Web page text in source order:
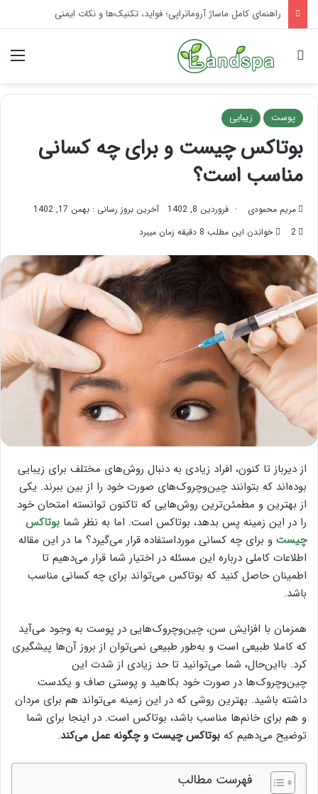
تاثیر ماساژ بر افسردگی؛ با ماساژ درمانی افسردگی را درمان کنید!
جستجو برای
پوست زیبایی
بوتاکس چیست و برای چه کسانی
مناسب است؟
مریم محمودی فروردین 8, 1402
آخرین بروز رسانی : بهمن 17, 1402
2
خواندن این مطلب 8 دقیقه زمان میبرد
از دیرباز تا کنون، افراد زیادی به دنبال روش‌های مختلف برای زیبایی
بوده‌اند که بتوانند چین‌وچروک‌های صورت خود را از بین ببرند. یکی
از بهترین و مطمئن‌ترین روش‌هایی که تاکنون توانسته امتحان خود
را در این زمینه پس بدهد، بوتاکس است. اما به نظر شما بوتاکس
چیست و برای چه کسانی مورداستفاده قرار می‌گیرد؟ ما در این مقاله
اطلاعات کاملی درباره این مسئله در اختیار شما قرار می‌دهیم تا
اطمینان حاصل کنید که بوتاکس می‌تواند برای چه کسانی مناسب
باشد.
همزمان با افزایش سن، چین‌وچروک‌هایی در پوست به وجود می‌آید
که کاملا طبیعی است و به‌طور طبیعی نمی‌توان از بروز آن‌ها پیشگیری
کرد. بااین‌حال، شما می‌توانید تا حد زیادی از شدت این
چین‌وچروک‌ها در صورت خود بکاهید و پوستی صاف و یکدست
داشته باشید. بهترین روشی که در این زمینه می‌تواند هم برای مردان
و هم برای خانم‌ها مناسب باشد، بوتاکس است. در اینجا برای شما
توضیح می‌دهیم که بوتاکس چیست و چگونه عمل می‌کند.
فهرست مطالب